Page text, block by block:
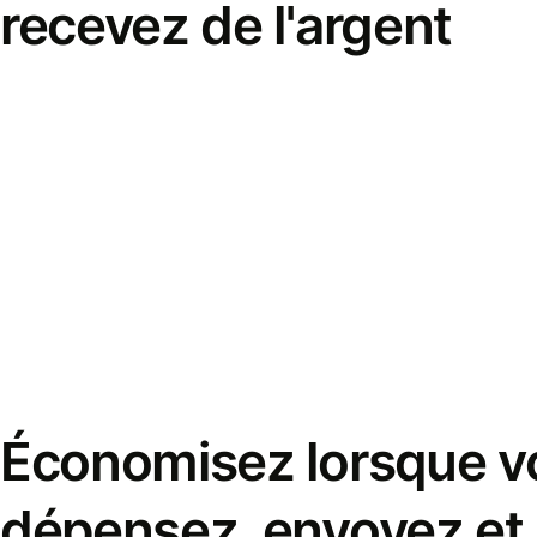
recevez de l'argent
Économisez lorsque